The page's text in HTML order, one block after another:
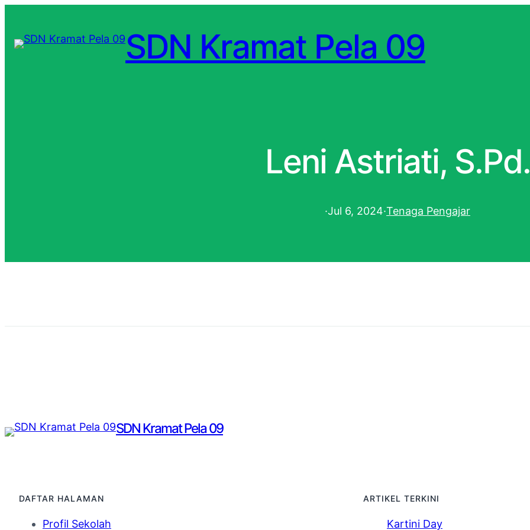
SDN Kramat Pela 09
Leni Astriati, S.Pd.
·Jul 6, 2024·Tenaga Pengajar
SDN Kramat Pela 09
DAFTAR HALAMAN
Profil Sekolah
ARTIKEL TERKINI
Kartini Day